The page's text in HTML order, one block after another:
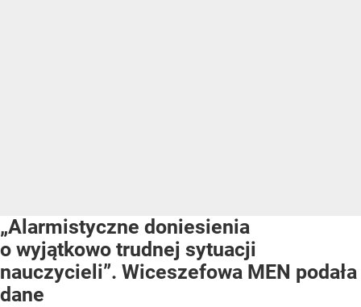
„Alarmistyczne doniesienia
o wyjątkowo trudnej sytuacji
nauczycieli”. Wiceszefowa MEN podała
dane